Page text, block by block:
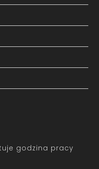
godzina pracy